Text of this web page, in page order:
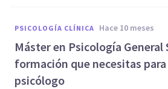
PSICOLOGÍA CLÍNICA hace 10 meses
Máster en Psicología General
formación que necesitas
psicólogo